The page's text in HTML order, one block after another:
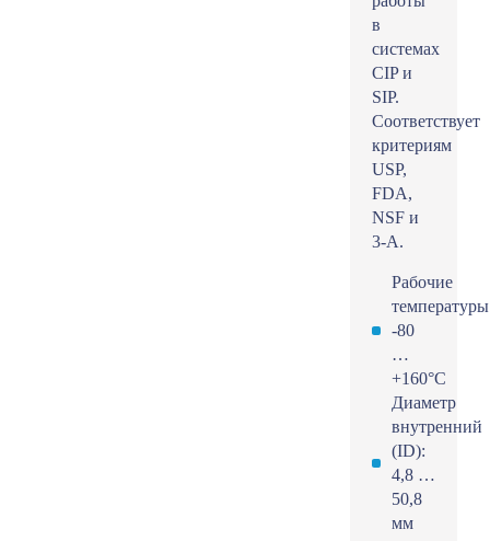
в
системах
CIP и
SIP.
Соответствует
критериям
USP,
FDA,
NSF и
3-A.
Рабочие
-80
…
+160°С
Диаметр
внутренний
(ID):
4,8 …
50,8
мм